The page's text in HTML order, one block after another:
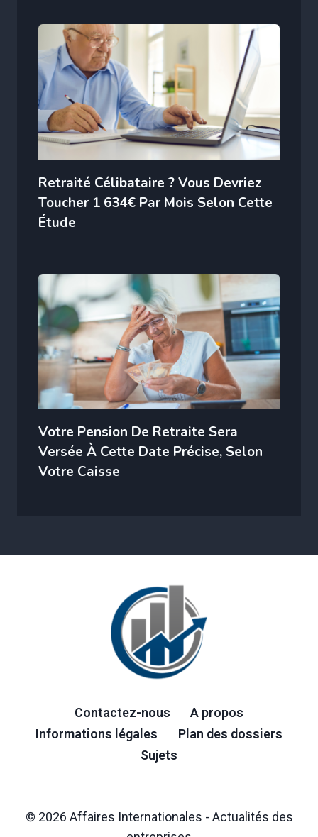
Retraité Célibataire ? Vous Devriez
Toucher 1 634€ Par Mois Selon Cette
Étude
Votre Pension De Retraite Sera
Versée À Cette Date Précise, Selon
Votre Caisse
Contactez-nous
A propos
Informations légales
Plan des dossiers
Sujets
© 2026 Affaires Internationales - Actualités des